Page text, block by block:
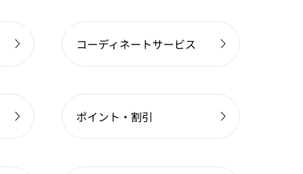
コーディネートサービス
ポイント・割引